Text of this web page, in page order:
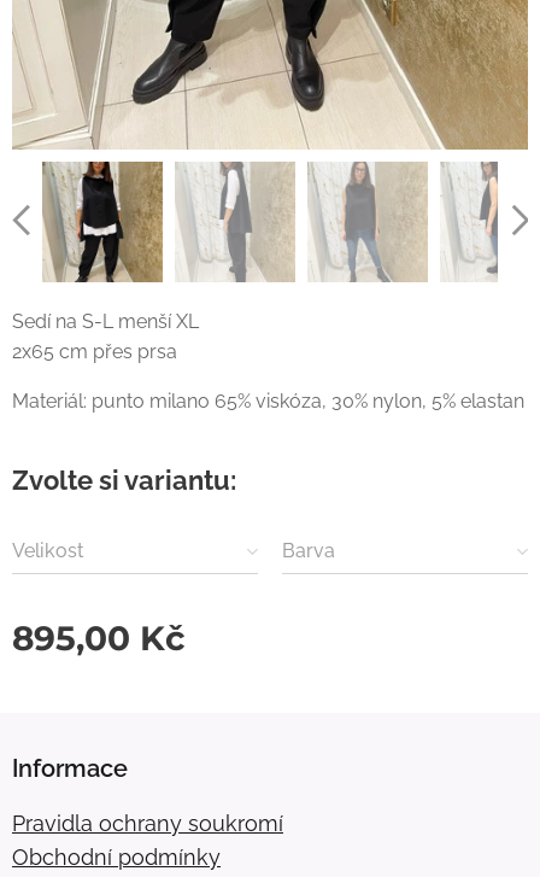
Sedí na S-L menší XL
2x65 cm přes prsa
Materiál: punto milano 65% viskóza, 30% nylon, 5% elastan
Zvolte si variantu:
Velikost Barva
895,00 Kč
Informace
Pravidla ochrany soukromí
Obchodní podmínky